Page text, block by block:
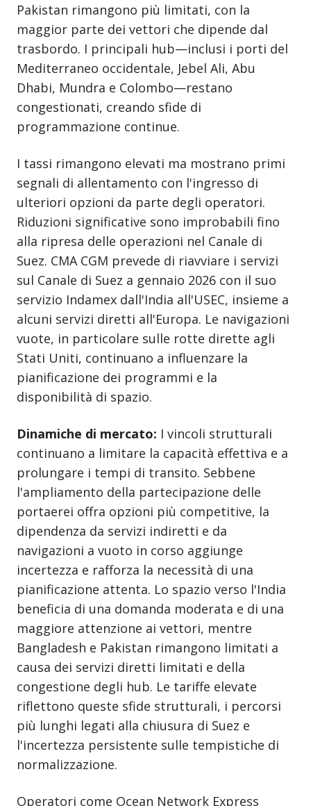
Pakistan rimangono più limitati, con la
maggior parte dei vettori che dipende dal
trasbordo. I principali hub—inclusi i porti del
Mediterraneo occidentale, Jebel Ali, Abu
Dhabi, Mundra e Colombo—restano
congestionati, creando sfide di
programmazione continue.
I tassi rimangono elevati ma mostrano primi
segnali di allentamento con l'ingresso di
ulteriori opzioni da parte degli operatori.
Riduzioni significative sono improbabili fino
alla ripresa delle operazioni nel Canale di
Suez. CMA CGM prevede di riavviare i servizi
sul Canale di Suez a gennaio 2026 con il suo
servizio Indamex dall'India all'USEC, insieme a
alcuni servizi diretti all'Europa. Le navigazioni
vuote, in particolare sulle rotte dirette agli
Stati Uniti, continuano a influenzare la
pianificazione dei programmi e la
disponibilità di spazio.
Dinamiche di mercato: I vincoli strutturali
continuano a limitare la capacità effettiva e a
prolungare i tempi di transito. Sebbene
l'ampliamento della partecipazione delle
portaerei offra opzioni più competitive, la
dipendenza da servizi indiretti e da
navigazioni a vuoto in corso aggiunge
incertezza e rafforza la necessità di una
pianificazione attenta. Lo spazio verso l'India
beneficia di una domanda moderata e di una
maggiore attenzione ai vettori, mentre
Bangladesh e Pakistan rimangono limitati a
causa dei servizi diretti limitati e della
congestione degli hub. Le tariffe elevate
riflettono queste sfide strutturali, i percorsi
più lunghi legati alla chiusura di Suez e
l'incertezza persistente sulle tempistiche di
normalizzazione.
Operatori come Ocean Network Express